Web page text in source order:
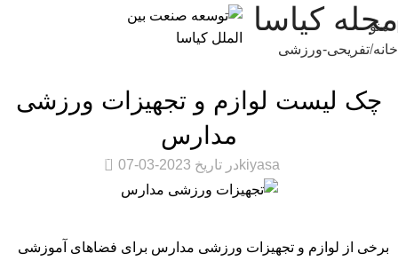
منو
مجله کیاسا
خانه تفریحی-ورزشی
چک لیست لوازم و تجهیزات ورزشی
مدارس
kiyasaدر تاریخ 2023-03-07 0
برخی از لوازم و تجهیزات ورزشی مدارس برای فضاهای آموزشی